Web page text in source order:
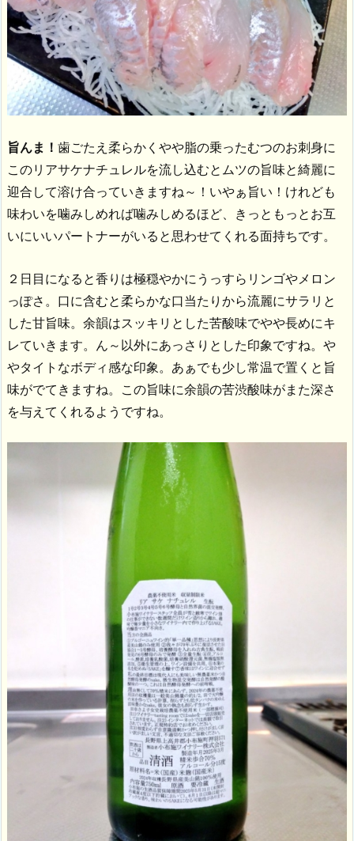
旨んま！ 歯ごたえ柔らかくやや脂の乗ったむつのお刺身に
このリアサケナチュレルを流し込むとムツの旨味と綺麗に
迎合して溶け合っていきますね～！いやぁ旨い！けれども
味わいを噛みしめれば噛みしめるほど、きっともっとお互
いにいいパートナーがいると思わせてくれる面持ちです。
２日目になると香りは極穏やかにうっすらリンゴやメロン
っぽさ。口に含むと柔らかな口当たりから流麗にサラリと
した甘旨味。余韻はスッキリとした苦酸味でやや長めにキ
レていきます。ん～以外にあっさりとした印象ですね。や
やタイトなボディ感な印象。あぁでも少し常温で置くと旨
味がでてきますね。この旨味に余韻の苦渋酸味がまた深さ
を与えてくれるようですね。